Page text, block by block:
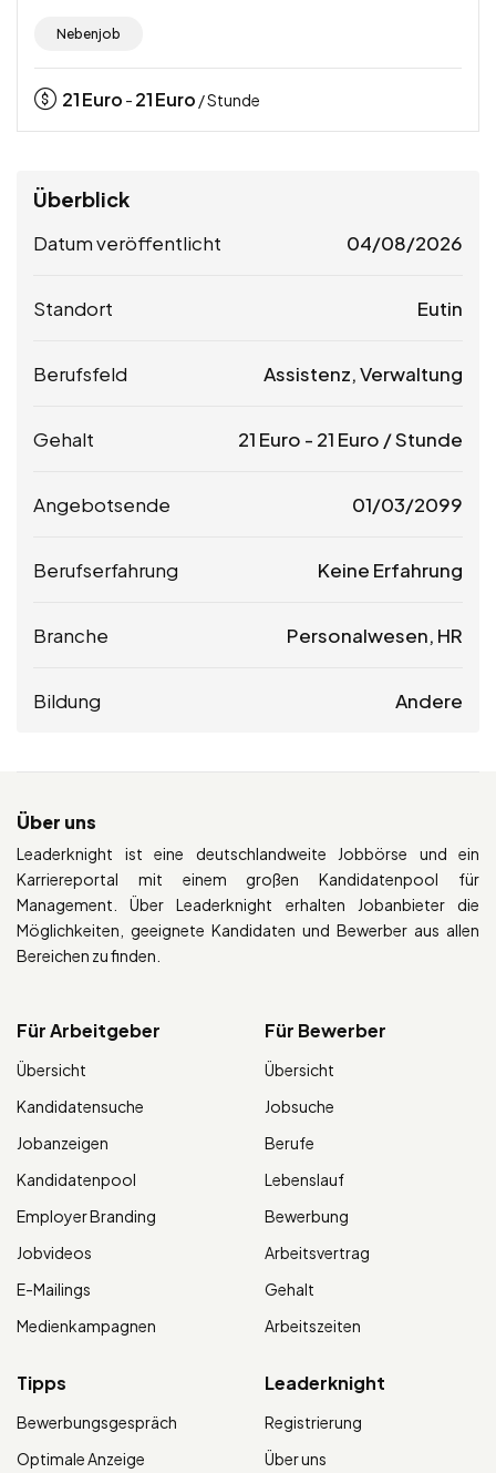
Nebenjob
21Euro - 21Euro / Stunde
Überblick
Datum veröffentlicht 04/08/2026
Standort Eutin
Berufsfeld Assistenz, Verwaltung
Gehalt 21 Euro - 21 Euro / Stunde
Angebotsende 01/03/2099
Berufserfahrung Keine Erfahrung
Branche Personalwesen, HR
Bildung Andere
Über uns
Leaderknight ist eine deutschlandweite Jobbörse und ein
Karriereportal mit einem großen Kandidatenpool für
Management. Über Leaderknight erhalten Jobanbieter die
Möglichkeiten, geeignete Kandidaten und Bewerber aus allen
Bereichen zu finden.
Für Arbeitgeber
Übersicht
Kandidatensuche
Jobanzeigen
Kandidatenpool
Employer Branding
Jobvideos
E-Mailings
Medienkampagnen
Für Bewerber
Übersicht
Jobsuche
Berufe
Lebenslauf
Bewerbung
Arbeitsvertrag
Gehalt
Arbeitszeiten
Tipps
Bewerbungsgespräch
Optimale Anzeige
Leaderknight
Registrierung
Über uns